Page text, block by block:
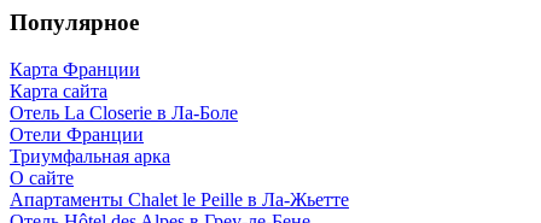
Популярное
Карта Франции
Карта сайта
Отель La Closerie в Ла-Боле
Отели Франции
Триумфальная арка
О сайте
Апартаменты Chalet le Peille в Ла-Жьетте